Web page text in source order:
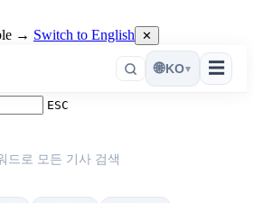
→ Switch to English ✕
☰
🌐KO▾
ESC
드로 모든 기사 검색